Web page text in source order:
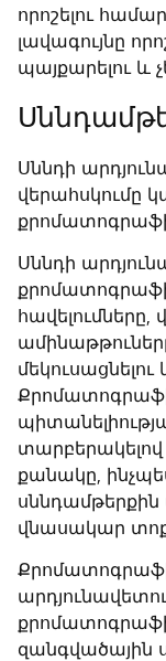
որոշելու
լավագույնը
պայքարելու և
Սննդի
վերահսկումը
Սննդի
մեկուսացնելու
քանակը,
վնասակար
զանգվածային